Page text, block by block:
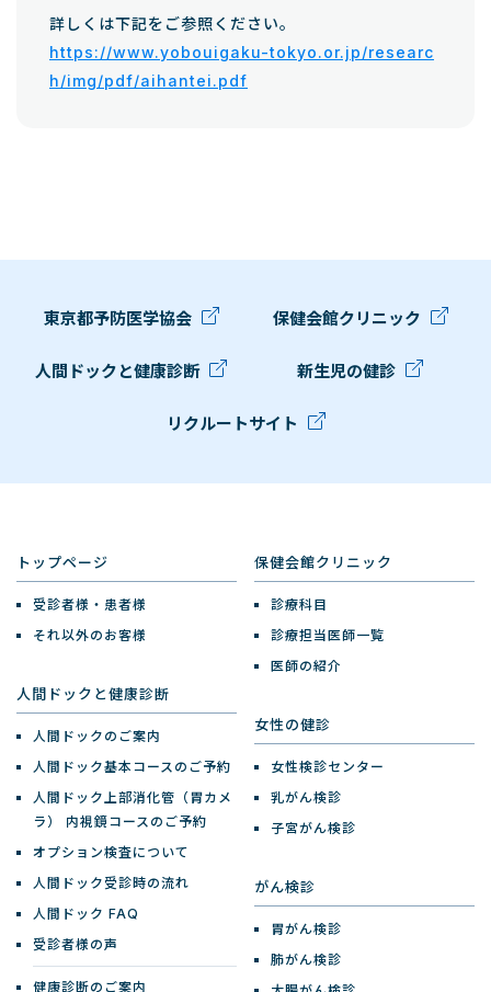
詳しくは下記をご参照ください。
https://www.yobouigaku-tokyo.or.jp/researc
h/img/pdf/aihantei.pdf
東京都予防医学協会 保健会館クリニック
人間ドックと健康診断 新生児の健診
リクルートサイト
トップページ
受診者様・患者様
それ以外のお客様
人間ドックと健康診断
人間ドックのご案内
人間ドック基本コースのご予約
人間ドック上部消化管（胃カメ
ラ）
内視鏡コースのご予約
オプション検査について
人間ドック受診時の流れ
人間ドック FAQ
受診者様の声
健康診断のご案内
保健会館クリニック
診療科目
診療担当医師一覧
医師の紹介
女性の健診
女性検診センター
乳がん検診
子宮がん検診
がん検診
胃がん検診
肺がん検診